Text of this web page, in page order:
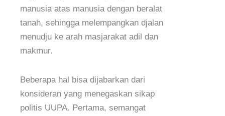
manusia atas manusia dengan beralat
tanah, sehingga melempangkan djalan
menudju ke arah masjarakat adil dan
makmur.
Beberapa hal bisa dijabarkan dari
konsideran yang menegaskan sikap
politis UUPA. Pertama, semangat